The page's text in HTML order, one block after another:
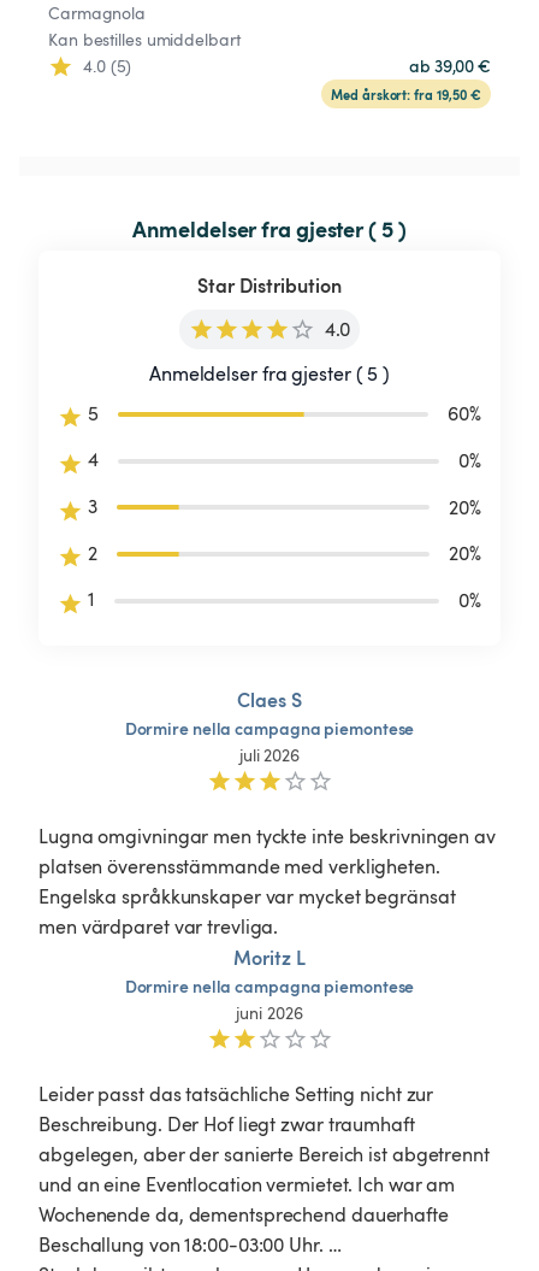
Carmagnola
Kan bestilles umiddelbart
4.0 (5)
ab 39,00 €
Med årskort: fra 19,50 €
Anmeldelser fra gjester ( 5 )
Star Distribution
4.0
Anmeldelser fra gjester ( 5 )
5
60%
4
0%
3
20%
2
20%
1
0%
Claes S
Dormire nella campagna piemontese
juli 2026
Lugna omgivningar men tyckte inte beskrivningen av
platsen överensstämmande med verkligheten.
Engelska språkkunskaper var mycket begränsat
men värdparet var trevliga.
Moritz L
Dormire nella campagna piemontese
juni 2026
Leider passt das tatsächliche Setting nicht zur
Beschreibung. Der Hof liegt zwar traumhaft
abgelegen, aber der sanierte Bereich ist abgetrennt
und an eine Eventlocation vermietet. Ich war am
Wochenende da, dementsprechend dauerhafte
Beschallung von 18:00-03:00 Uhr. …